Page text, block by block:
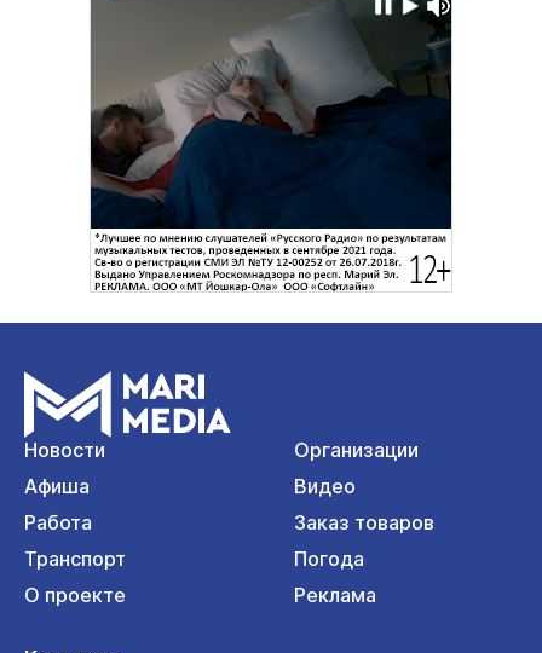
Новости
Организации
Афиша
Видео
Работа
Заказ товаров
Транспорт
Погода
О проекте
Реклама